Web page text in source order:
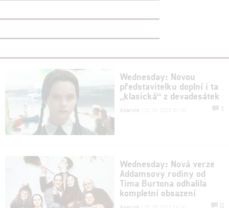
Wednesday: Novou
představitelku doplní i ta
„klasická“ z devadesátek
Anarvin 1
Wednesday: Nová verze
Addamsovy rodiny od
Tima Burtona odhalila
kompletní obsazení
Anarvin 0